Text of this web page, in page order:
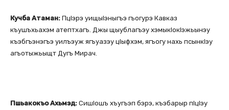
Кучба Атаман: ПцІэрэ уищыІэныгъэ гъогурэ Кавказ
къушъхьахэм атептхагъ. Джы щыублагъэу хэмыкІокІэжьынэу
къэбгъэнэгъэ уилъэуж ягъуазэу цІыфхэм, ягъогу нахь псынкІэу
агъотыжьыщт Дугъ Мирач.
Пшьакокъо Ахьмэд: СишІошъ хъугъэп бэрэ, къэбарыр пІцІэу